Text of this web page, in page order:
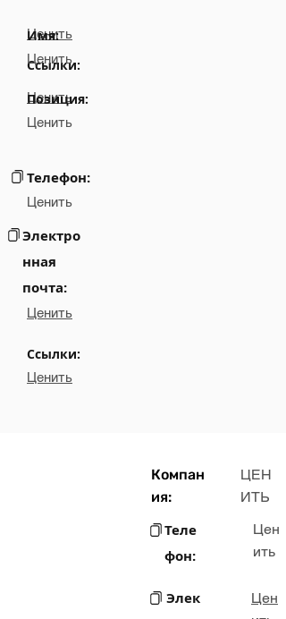
Ценить
Ссылки:
Ценить
Имя:
Ценить
Позиция:
Ценить
Телефон:
Ценить
Электро
нная
почта:
Ценить
Ссылки:
Ценить
Компан
ия:
ЦЕН
ИТЬ
Теле
фон:
Цен
ить
Элек
Цен